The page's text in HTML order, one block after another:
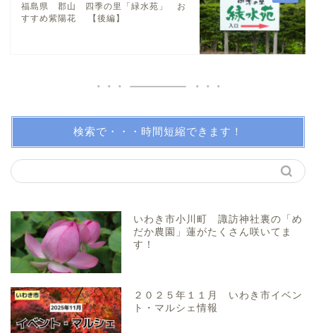
福島県 郡山 四季の里「緑水苑」 お
すすめ紫陽花 【後編】
検索で・・・時間短縮できます！
いわき市小川町 諏訪神社裏の「め
だか農園」蓮がたくさん咲いてま
す！
２０２５年１１月 いわき市イベン
ト・マルシェ情報
日帰り温泉
伝説・歴史
アイディアグッズ
トレンディー
プロフィール（問い合わ